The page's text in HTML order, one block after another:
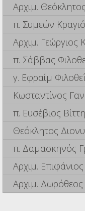
Αρχιμ.
π. Συμεών
Αρχιμ. Γεώργιος
π. Σάββας
γ. Εφραίμ
Κωσταντίνος
π. Ευσέβιος
Θεόκλητος
π. Δαμασκηνός
Αρχιμ.
Αρχιμ. Δωρόθεος